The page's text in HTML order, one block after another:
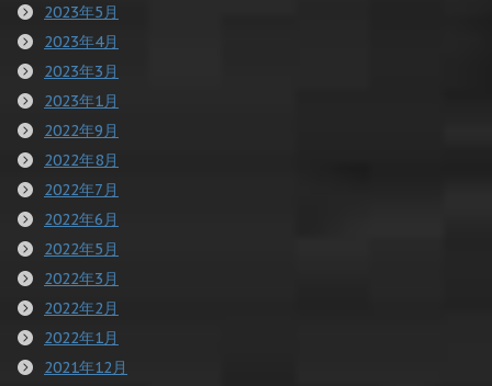
2023年5月
2023年4月
2023年3月
2023年1月
2022年9月
2022年8月
2022年7月
2022年6月
2022年5月
2022年3月
2022年2月
2022年1月
2021年12月